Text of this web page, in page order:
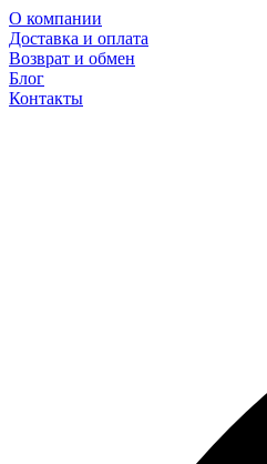
О компании
Доставка и оплата
Возврат и обмен
Блог
Контакты